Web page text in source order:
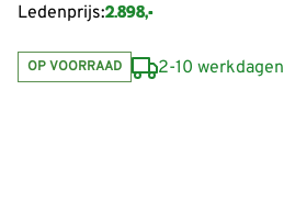
Ledenprijs:2.898,-
OP VOORRAAD 2-10 werkdagen